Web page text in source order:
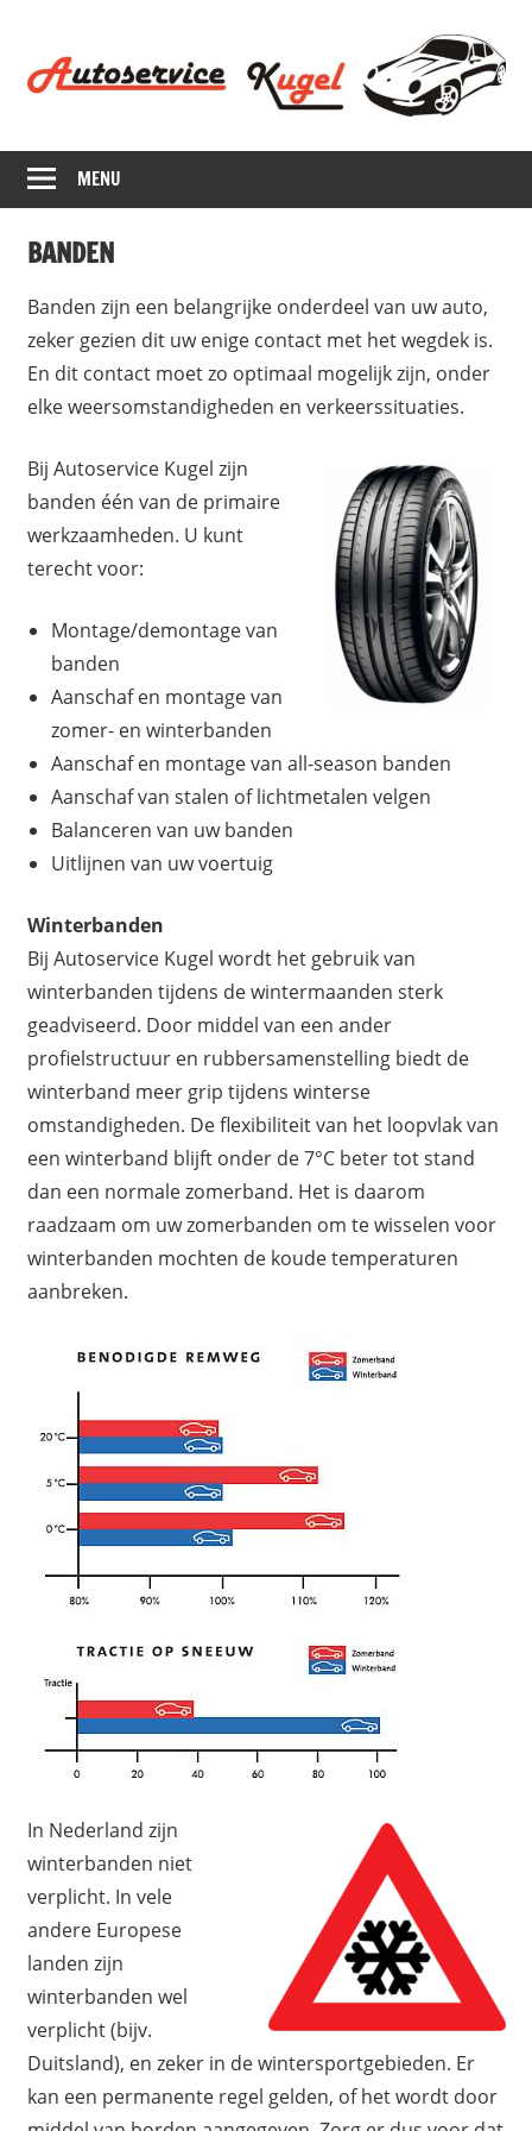
naar
A
u
o
s
e
v
e
u
g
l
MENU
BANDEN
Banden zijn een belangrijke onderdeel van uw auto,
zeker gezien dit uw enige contact met het wegdek is.
En dit contact moet zo optimaal mogelijk zijn, onder
elke weersomstandigheden en verkeerssituaties.
Bij Autoservice Kugel zijn
banden één van de primaire
werkzaamheden. U kunt
terecht voor:
Montage/demontage van
banden
Aanschaf en montage van
zomer- en winterbanden
Aanschaf en montage van all-season banden
Aanschaf van stalen of lichtmetalen velgen
Balanceren van uw banden
Uitlijnen van uw voertuig
Winterbanden
Bij Autoservice Kugel wordt het gebruik van
winterbanden tijdens de wintermaanden sterk
geadviseerd. Door middel van een ander
profielstructuur en rubbersamenstelling biedt de
winterband meer grip tijdens winterse
omstandigheden. De flexibiliteit van het loopvlak van
een winterband blijft onder de 7°C beter tot stand
dan een normale zomerband. Het is daarom
raadzaam om uw zomerbanden om te wisselen voor
winterbanden mochten de koude temperaturen
aanbreken.
In Nederland zijn
winterbanden niet
verplicht. In vele
andere Europese
landen zijn
winterbanden wel
verplicht (bijv.
Duitsland), en zeker in de wintersportgebieden. Er
kan een permanente regel gelden, of het wordt door